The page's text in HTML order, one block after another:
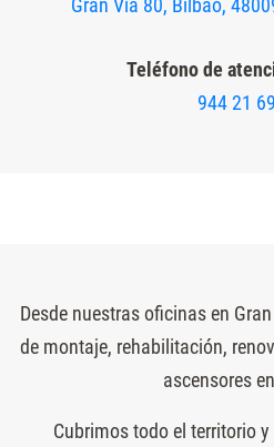
Teléfono de
944 21
Desde nuestras oficinas en
de montaje, rehabilitación,
ascensores
Cubrimos todo el territorio